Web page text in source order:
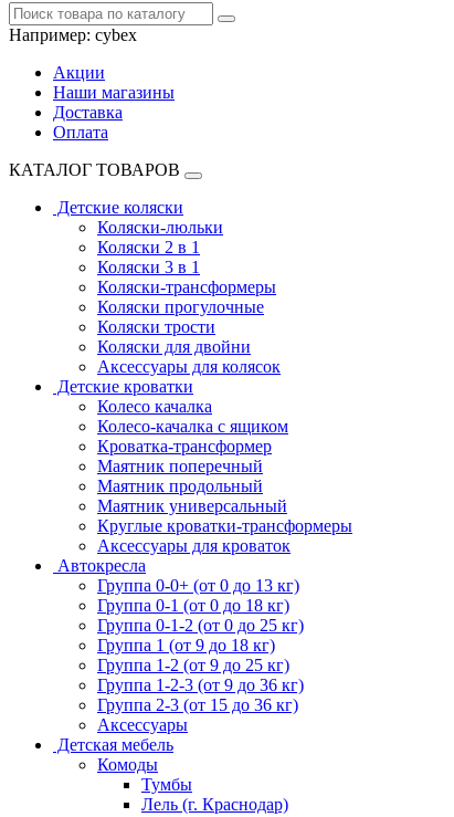
Например: cybex
Акции
Наши магазины
Доставка
Оплата
КАТАЛОГ ТОВАРОВ
Детские коляски
Коляски-люльки
Коляски 2 в 1
Коляски 3 в 1
Коляски-трансформеры
Коляски прогулочные
Коляски трости
Коляски для двойни
Аксессуары для колясок
Детские кроватки
Колесо качалка
Колесо-качалка с ящиком
Кроватка-трансформер
Маятник поперечный
Маятник продольный
Маятник универсальный
Круглые кроватки-трансформеры
Аксессуары для кроваток
Автокресла
Группа 0-0+ (от 0 до 13 кг)
Группа 0-1 (от 0 до 18 кг)
Группа 0-1-2 (от 0 до 25 кг)
Группа 1 (от 9 до 18 кг)
Группа 1-2 (от 9 до 25 кг)
Группа 1-2-3 (от 9 до 36 кг)
Группа 2-3 (от 15 до 36 кг)
Аксессуары
Детская мебель
Комоды
Тумбы
Лель (г. Краснодар)